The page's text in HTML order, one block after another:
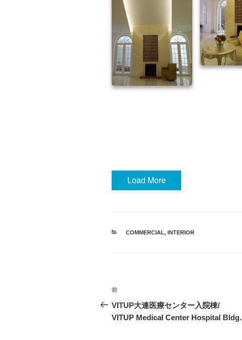
Load More
カ
COMMERCIAL, INTERIOR
投
稿
ナ
過
去
の
前
VITUP大連医療センター入院棟/
VITUP Medical Center Hospital Bldg.